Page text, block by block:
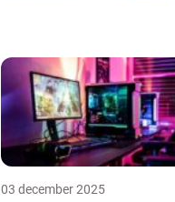
03 december 2025